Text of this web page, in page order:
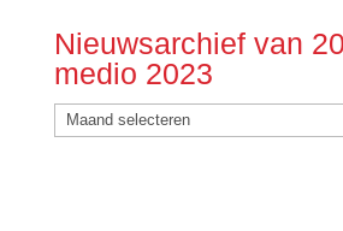
Nieuwsarchief van
medio 2023
Nieuwsarchief
van